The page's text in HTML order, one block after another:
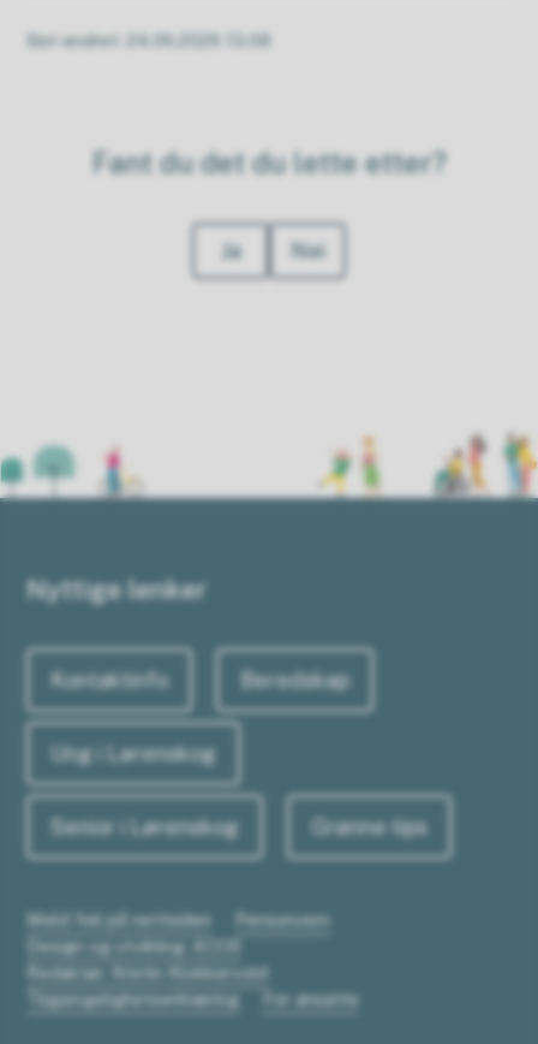
Sist endret 24.06.2026 13.08
Fant du det du lette etter?
Ja Nei
Nyttige lenker
Kontaktinfo Beredskap
Ung i Lørenskog
Senior i Lørenskog Grønne tips
Meld feil på nettsiden
Personvern
Design og utvikling: ACOS
Redaktør: Kristin Klokkervold
Tilgjengelighetserklæring
For ansatte